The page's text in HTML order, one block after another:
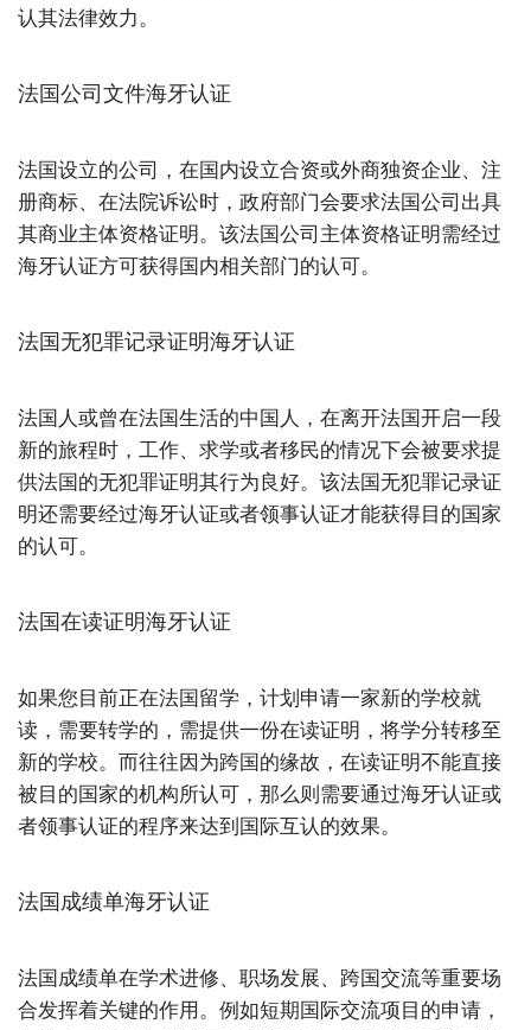
认其法律效力。
法国公司文件海牙认证
法国设立的公司，在国内设立合资或外商独资企业、注
册商标、在法院诉讼时，政府部门会要求法国公司出具
其商业主体资格证明。该法国公司主体资格证明需经过
海牙认证方可获得国内相关部门的认可。
法国无犯罪记录证明海牙认证
法国人或曾在法国生活的中国人，在离开法国开启一段
新的旅程时，工作、求学或者移民的情况下会被要求提
供法国的无犯罪证明其行为良好。该法国无犯罪记录证
明还需要经过海牙认证或者领事认证才能获得目的国家
的认可。
法国在读证明海牙认证
如果您目前正在法国留学，计划申请一家新的学校就
读，需要转学的，需提供一份在读证明，将学分转移至
新的学校。而往往因为跨国的缘故，在读证明不能直接
被目的国家的机构所认可，那么则需要通过海牙认证或
者领事认证的程序来达到国际互认的效果。
法国成绩单海牙认证
法国成绩单在学术进修、职场发展、跨国交流等重要场
合发挥着关键的作用。例如短期国际交流项目的申请，